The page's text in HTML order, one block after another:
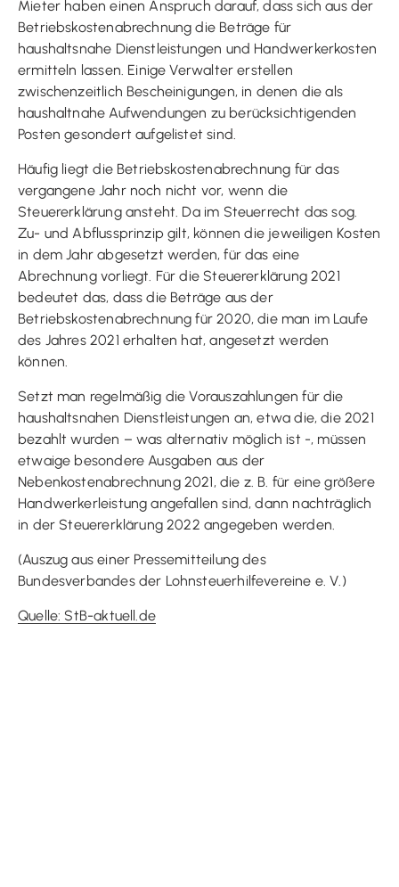
Mieter haben einen Anspruch darauf, dass sich aus der
Betriebskostenabrechnung die Beträge für
haushaltsnahe Dienstleistungen und Handwerkerkosten
ermitteln lassen. Einige Verwalter erstellen
zwischenzeitlich Bescheinigungen, in denen die als
haushaltnahe Aufwendungen zu berücksichtigenden
Posten gesondert aufgelistet sind.
Häufig liegt die Betriebskostenabrechnung für das
vergangene Jahr noch nicht vor, wenn die
Steuererklärung ansteht. Da im Steuerrecht das sog.
Zu- und Abflussprinzip gilt, können die jeweiligen Kosten
in dem Jahr abgesetzt werden, für das eine
Abrechnung vorliegt. Für die Steuererklärung 2021
bedeutet das, dass die Beträge aus der
Betriebskostenabrechnung für 2020, die man im Laufe
des Jahres 2021 erhalten hat, angesetzt werden
können.
Setzt man regelmäßig die Vorauszahlungen für die
haushaltsnahen Dienstleistungen an, etwa die, die 2021
bezahlt wurden – was alternativ möglich ist -, müssen
etwaige besondere Ausgaben aus der
Nebenkostenabrechnung 2021, die z. B. für eine größere
Handwerkerleistung angefallen sind, dann nachträglich
in der Steuererklärung 2022 angegeben werden.
(Auszug aus einer Pressemitteilung des
Bundesverbandes der Lohnsteuerhilfevereine e. V.)
Quelle: StB-aktuell.de